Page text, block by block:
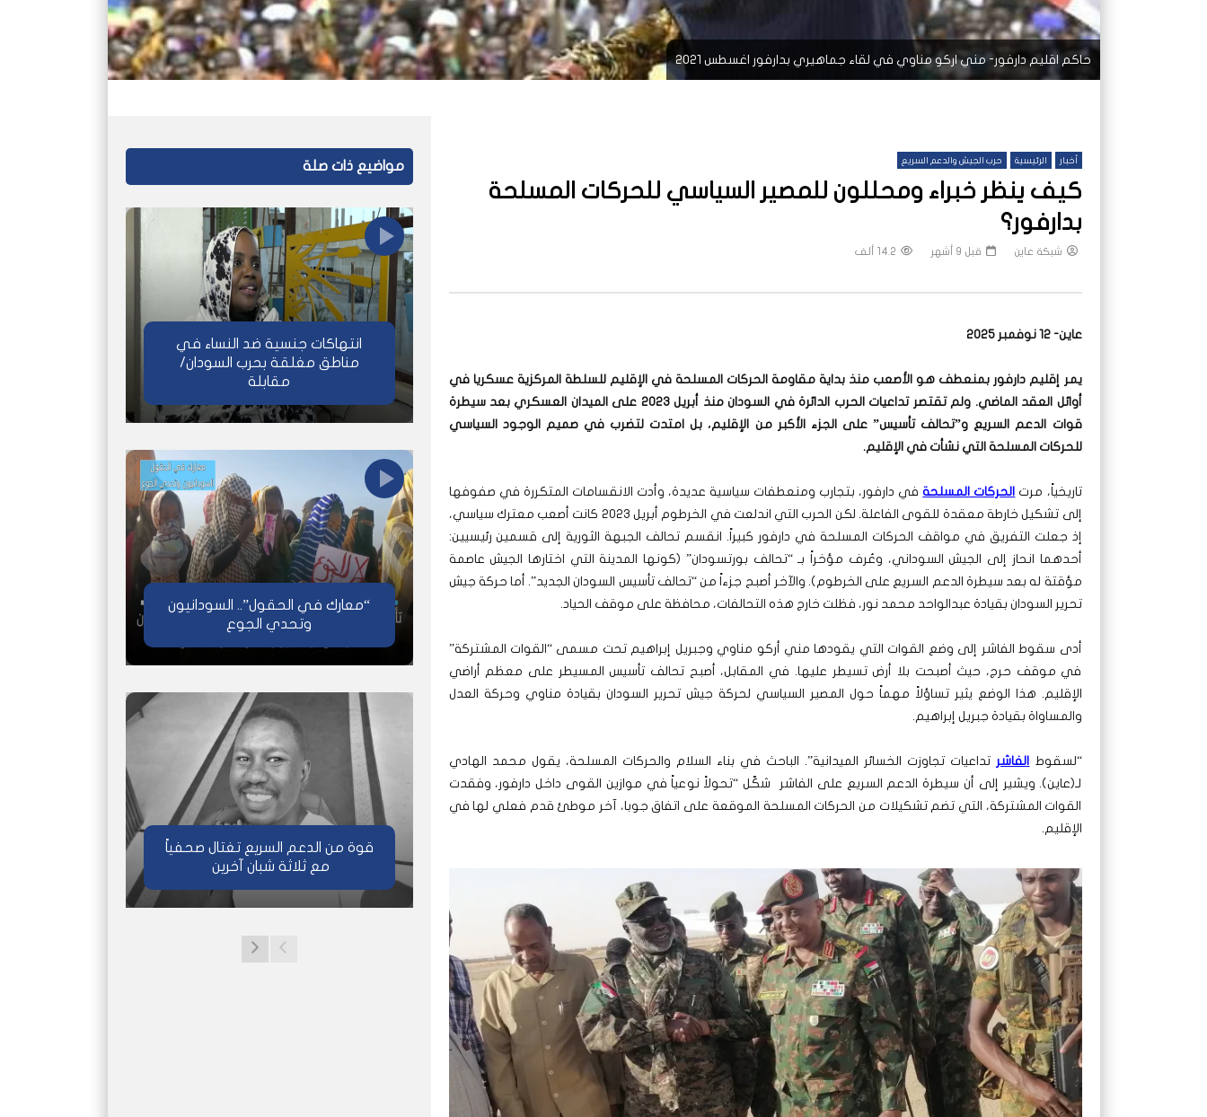
حاكم اقليم دارفور- مني اركو مناوي في لقاء جماهيري بدارفور اغسطس 2021
أخبار الرئيسية حرب الجيش والدعم السريع
كيف ينظر خبراء ومحللون للمصير السياسي للحركات المسلحة
بدارفور؟
شبكة عاين قبل 9 أشهر 14.2 ألف
عاين- 12 نوفمبر 2025
يمر إقليم دارفور بمنعطف هو الأصعب منذ بداية مقاومة الحركات المسلحة في الإقليم للسلطة المركزية عسكريا في
أوائل العقد الماضي. ولم تقتصر تداعيات الحرب الدائرة في السودان منذ أبريل 2023 على الميدان العسكري بعد سيطرة
قوات الدعم السريع و”تحالف تأسيس” على الجزء الأكبر من الإقليم، بل امتدت لتضرب في صميم الوجود السياسي
للحركات المسلحة التي نشأت في الإقليم.
تاريخياً، مرت الحركات المسلحةفي دارفور، بتجارب ومنعطفات سياسية عديدة، وأدت الانقسامات المتكررة في صفوفها
إلى تشكيل خارطة معقدة للقوى الفاعلة. لكن الحرب التي اندلعت في الخرطوم أبريل 2023 كانت أصعب معترك سياسي،
إذ جعلت التفريق في مواقف الحركات المسلحة في دارفور كبيراً. انقسم تحالف الجبهة الثورية إلى قسمين رئيسيين:
أحدهما انحاز إلى الجيش السوداني، وعُرف مؤخراً بـ “تحالف بورتسودان” (كونها المدينة التي اختارها الجيش عاصمة
مؤقتة له بعد سيطرة الدعم السريع على الخرطوم). والآخر أصبح جزءاً من “تحالف تأسيس السودان الجديد”. أما حركة جيش
تحرير السودان بقيادة عبدالواحد محمد نور، فظلت خارج هذه التحالفات، محافظة على موقف الحياد.
أدى سقوط الفاشر إلى وضع القوات التي يقودها مني أركو مناوي وجبريل إبراهيم تحت مسمى “القوات المشتركة”
في موقف حرج، حيث أصبحت بلا أرض تسيطر عليها. في المقابل، أصبح تحالف تأسيس المسيطر على معظم أراضي
الإقليم. هذا الوضع يثير تساؤلاً مهماً حول المصير السياسي لحركة جيش تحرير السودان بقيادة مناوي وحركة العدل
والمساواة بقيادة جبريل إبراهيم.
“لسقوط الفاشر تداعيات تجاوزت الخسائر الميدانية”. الباحث في بناء السلام والحركات المسلحة، يقول محمد الهادي
لـ(عاين). ويشير إلى أن سيطرة الدعم السريع على الفاشر شكّل “تحولاً نوعياً في موازين القوى داخل دارفور، وفقدت
القوات المشتركة، التي تضم تشكيلات من الحركات المسلحة الموقعة على اتفاق جوبا، آخر موطئ قدم فعلي لها في
الإقليم.
مواضيع ذات صلة
انتهاكات جنسية ضد النساء في
مناطق مغلقة بحرب السودان/
مقابلة
“معارك في الحقول”.. السودانيون
وتحدي الجوع
قوة من الدعم السريع تغتال صحفياً
مع ثلاثة شبان آخرين